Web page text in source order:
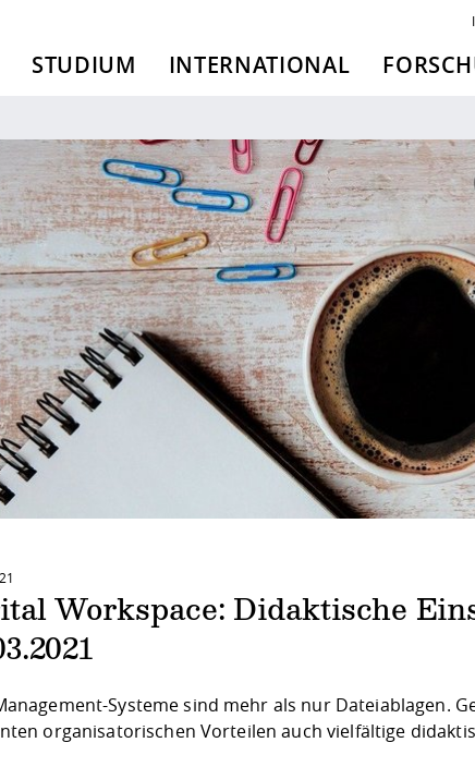
STUDIUM INTERNATIONAL
Workspace: Didaktische
Systeme sind mehr als nur Dateiablagen.
organisatorischen Vorteilen auch vielfältige